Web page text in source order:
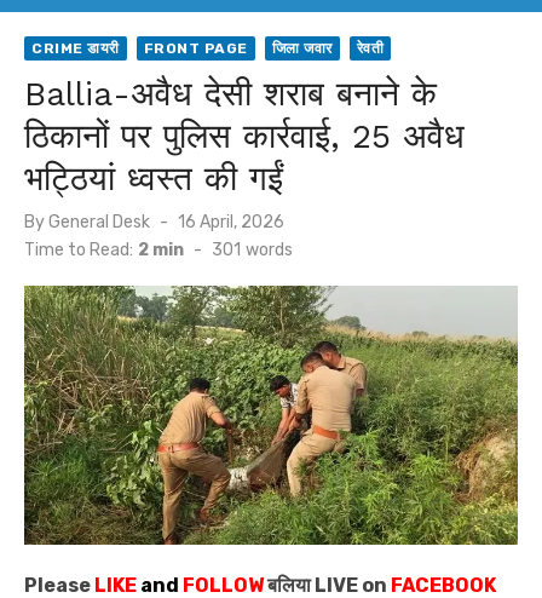
CRIME डायरी FRONT PAGE जिला जवार रेवती
Ballia-अवैध देसी शराब बनाने के
ठिकानों पर पुलिस कार्रवाई, 25 अवैध
भट्ठियां ध्वस्त की गईं
ByGeneral Desk
Posted
on
16 April, 2026
Time to Read: 2 min - 301 words
Please LIKE and FOLLOWबलिया LIVE on FACEBOOK